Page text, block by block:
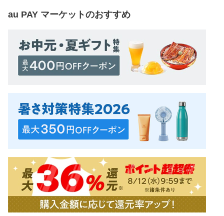
au PAY マーケットのおすすめ